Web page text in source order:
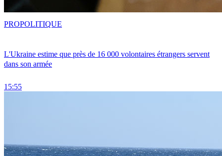
L'Ukraine estime que près de 16 000 volontaires étrangers servent
dans son armée
15:55
PROPOLITIQUE